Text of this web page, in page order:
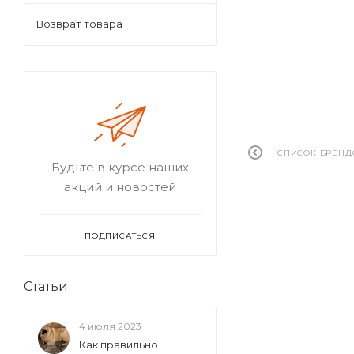
СПИСОК
Возврат товара
Будьте в курсе наших
акций и новостей
ПОДПИСАТЬСЯ
Статьи
4 июля 2023
Как правильно